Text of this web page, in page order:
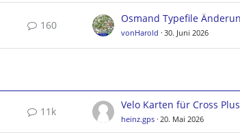
160
vonHarold 30. Juni 2026
11k
Velo Karten für Cross Plus
heinz.gps 20. Mai 2026